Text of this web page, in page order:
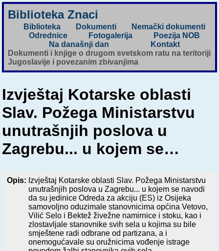
Biblioteka Znaci
Biblioteka Dokumenti
Nemački dokumenti
Odrednice
Fotogalerija
Poezija NOB
Na današnji dan
Kontakt
Dokumenti i knjige o drugom svetskom ratu na teritoriji
Jugoslavije i povezanim zbivanjima
Izvještaj Kotarske oblasti
Slav. Požega Ministarstvu
unutrašnjih poslova u
Zagrebu... u kojem se…
Opis: Izvještaj Kotarske oblasti Slav. Požega Ministarstvu
unutrašnjih poslova u Zagrebu... u kojem se navodi
da su jedinice Odreda za akciju (ES) iz Osijeka
samovoljno oduzimale stanovnicima općina Vetovo,
Vilić Selo i Bektež živežne namirnice i stoku, kao i
zlostavljale stanovnike svih sela u kojima su bile
smještene radi odbrane od partizana, a i
onemogućavale su oružnicima vođenje istrage